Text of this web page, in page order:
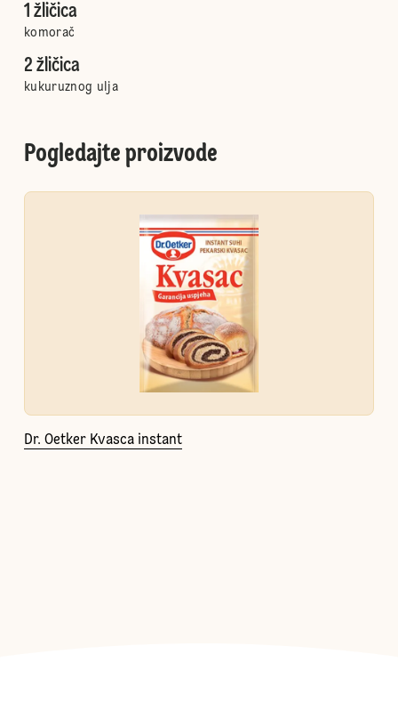
1 žličica
komorač
2 žličica
kukuruznog ulja
Pogledajte proizvode
Dr. Oetker Kvasca instant